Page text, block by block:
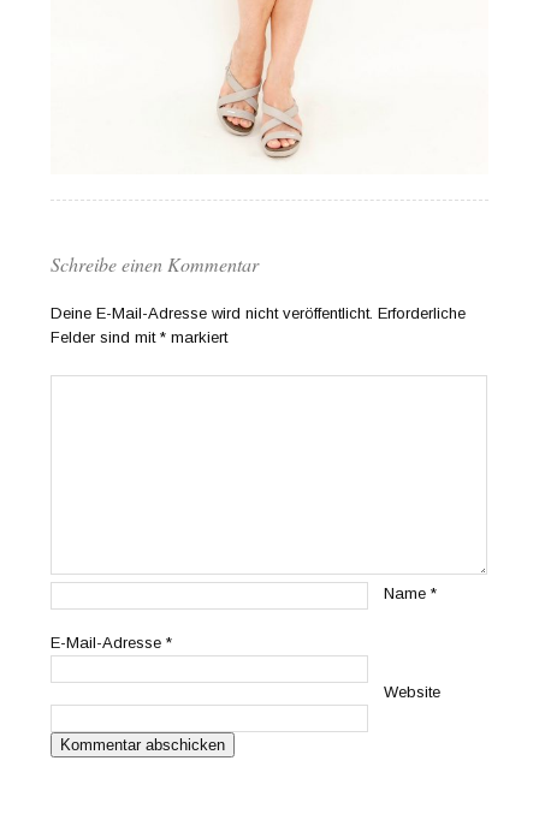
Schreibe einen Kommentar
Deine E-Mail-Adresse wird nicht veröffentlicht. Erforderliche
Felder sind mit* markiert
Name*
E-Mail-Adresse*
Website